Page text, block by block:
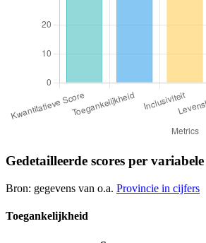
Gedetailleerde scores per variabele
Bron: gegevens van o.a. Provincie in cijfers
Toegankelijkheid